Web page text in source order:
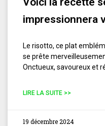
impressionnera
Le risotto, ce plat
se prête
Onctueux, savoureux et
LIRE LA SUITE >>
19 décembre 2024